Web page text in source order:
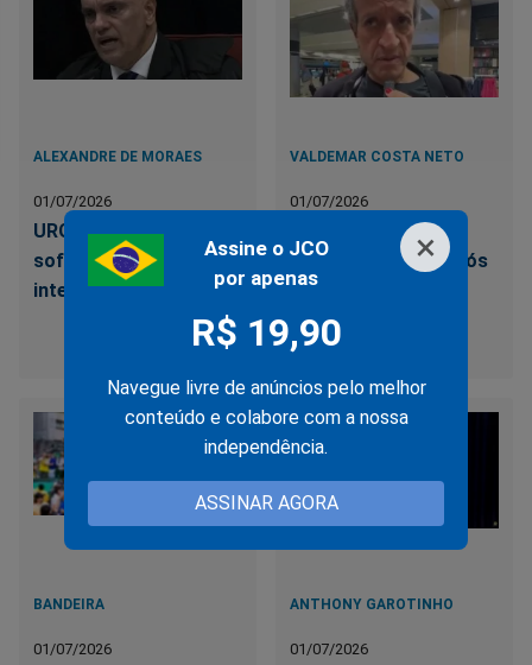
×
Assine o JCO
por apenas
R$ 19,90
Navegue livre de anúncios pelo melhor
conteúdo e colabore com a nossa
independência.
ASSINAR AGORA
ALEXANDRE DE MORAES
01/07/2026
URGENTE: Moraes
sofre nova derrota
internacional vexatória
VALDEMAR COSTA NETO
01/07/2026
Valdemar toma
decisão drástica após
saída de Michelle
Bolsonaro do PL
Mulher
BANDEIRA
01/07/2026
ANTHONY GAROTINHO
01/07/2026